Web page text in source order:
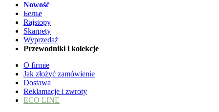
Nowość
Белье
Rajstopy
Skarpety
Wyprzedaż
Przewodniki i kolekcje
O firmie
Jak złożyć zamówienie
Dostawa
Reklamacje i zwroty
ECO LINE